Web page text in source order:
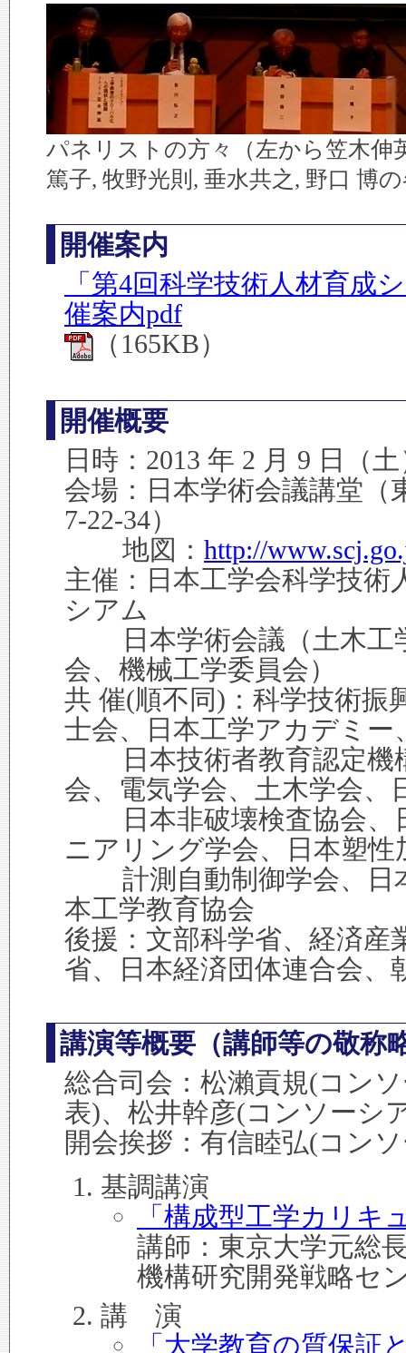
パネリストの方々（左から笠木伸
篤子, 牧野光則, 垂水共之, 野口 博
開催案内
「第4回科学技術人材育成
催案内pdf
（165KB）
開催概要
日時：2013 年 2 月 9 日（
会場：日本学術会議講堂（
7-22-34）
地図： http://
主催：日本工学会科学技術
シアム
日本学術会議（土木工
会、機械工学委員会）
共 催(順不同)：科学技術振
士会、日本工学アカデミー
日本技術者教育認定機
会、電気学会、土木学会、
日本非破壊検査協会、
ニアリング学会、日本塑性
計測自動制御学会、日
本工学教育協会
後援：文部科学省、経済産
省、日本経済団体連合会、
講演等概要（講師等の敬称
総合司会：松瀨貢規(コン
表)、松井幹彦(コンソーシ
開会挨拶：有信睦弘(コン
基調講演
「構成型工学カリキ
講師：東京大学元総
機構研究開発戦略セ
講 演
「大学教育の質保証